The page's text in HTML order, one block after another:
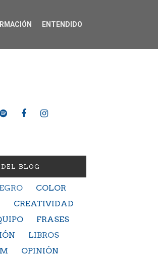
BLOG
COLOR
CREATIVIDAD
FRASES
LIBROS
OPINIÓN
ENTENDIDO